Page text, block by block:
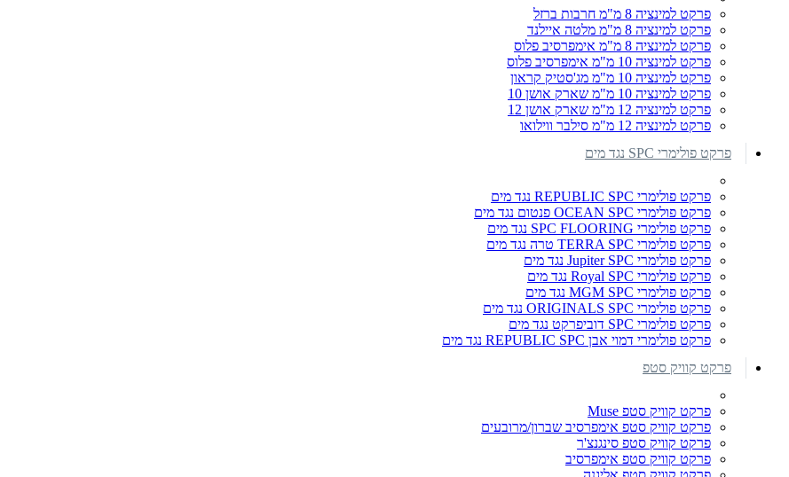
פרקט למינציה 8 מ"מ חרבות ברזל
פרקט למינציה 8 מ"מ מלטה איילנד
פרקט למינציה 8 מ"מ אימפרסיב פלוס
פרקט למינציה 10 מ"מ אימפרסיב פלוס
פרקט למינציה 10 מ"מ מג'סטיק קראון
פרקט למינציה 10 מ"מ שארק אושן 10
פרקט למינציה 12 מ"מ שארק אושן 12
פרקט למינציה 12 מ"מ סילבר ווילואו
פרקט פולימרי SPC נגד מים
פרקט פולימרי REPUBLIC SPC נגד מים
פרקט פולימרי OCEAN SPC פנטום נגד מים
פרקט פולימרי SPC FLOORING נגד מים
פרקט פולימרי TERRA SPC טרה נגד מים
פרקט פולימרי Jupiter SPC נגד מים
פרקט פולימרי Royal SPC נגד מים
פרקט פולימרי MGM SPC נגד מים
פרקט פולימרי ORIGINALS SPC נגד מים
פרקט פולימרי SPC דוביפרקט נגד מים
פרקט פולימרי דמוי אבן REPUBLIC SPC נגד מים
פרקט קוויק סטפ
פרקט קוויק סטפ Muse
פרקט קוויק סטפ אימפרסיב שברון/מרובעים
פרקט קוויק סטפ סינגנצ'ר
פרקט קוויק סטפ אימפרסיב